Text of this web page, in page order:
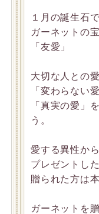
１月の誕生石
ガーネットの
「友愛」
大切な人との
「変わらない
「真実の愛」
う。
愛する異性か
プレゼントし
贈られた方は
ガーネットを